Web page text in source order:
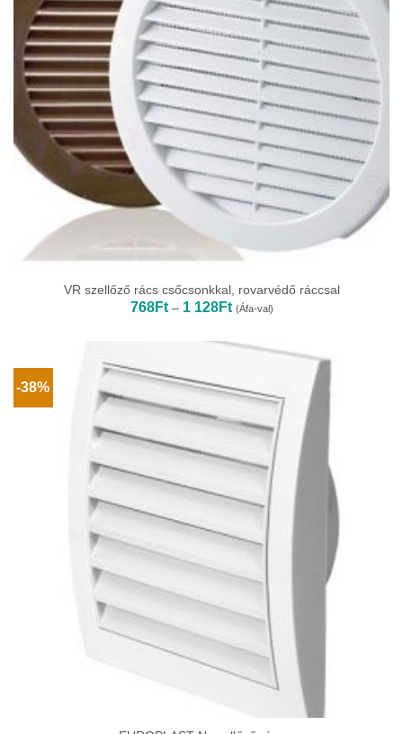
VR szellőző rács csőcsonkkal, rovarvédő ráccsal
768Ft – 1 128FtÁrtartomány:
768Ft
1
128Ft
(Áfa-val)
-38%